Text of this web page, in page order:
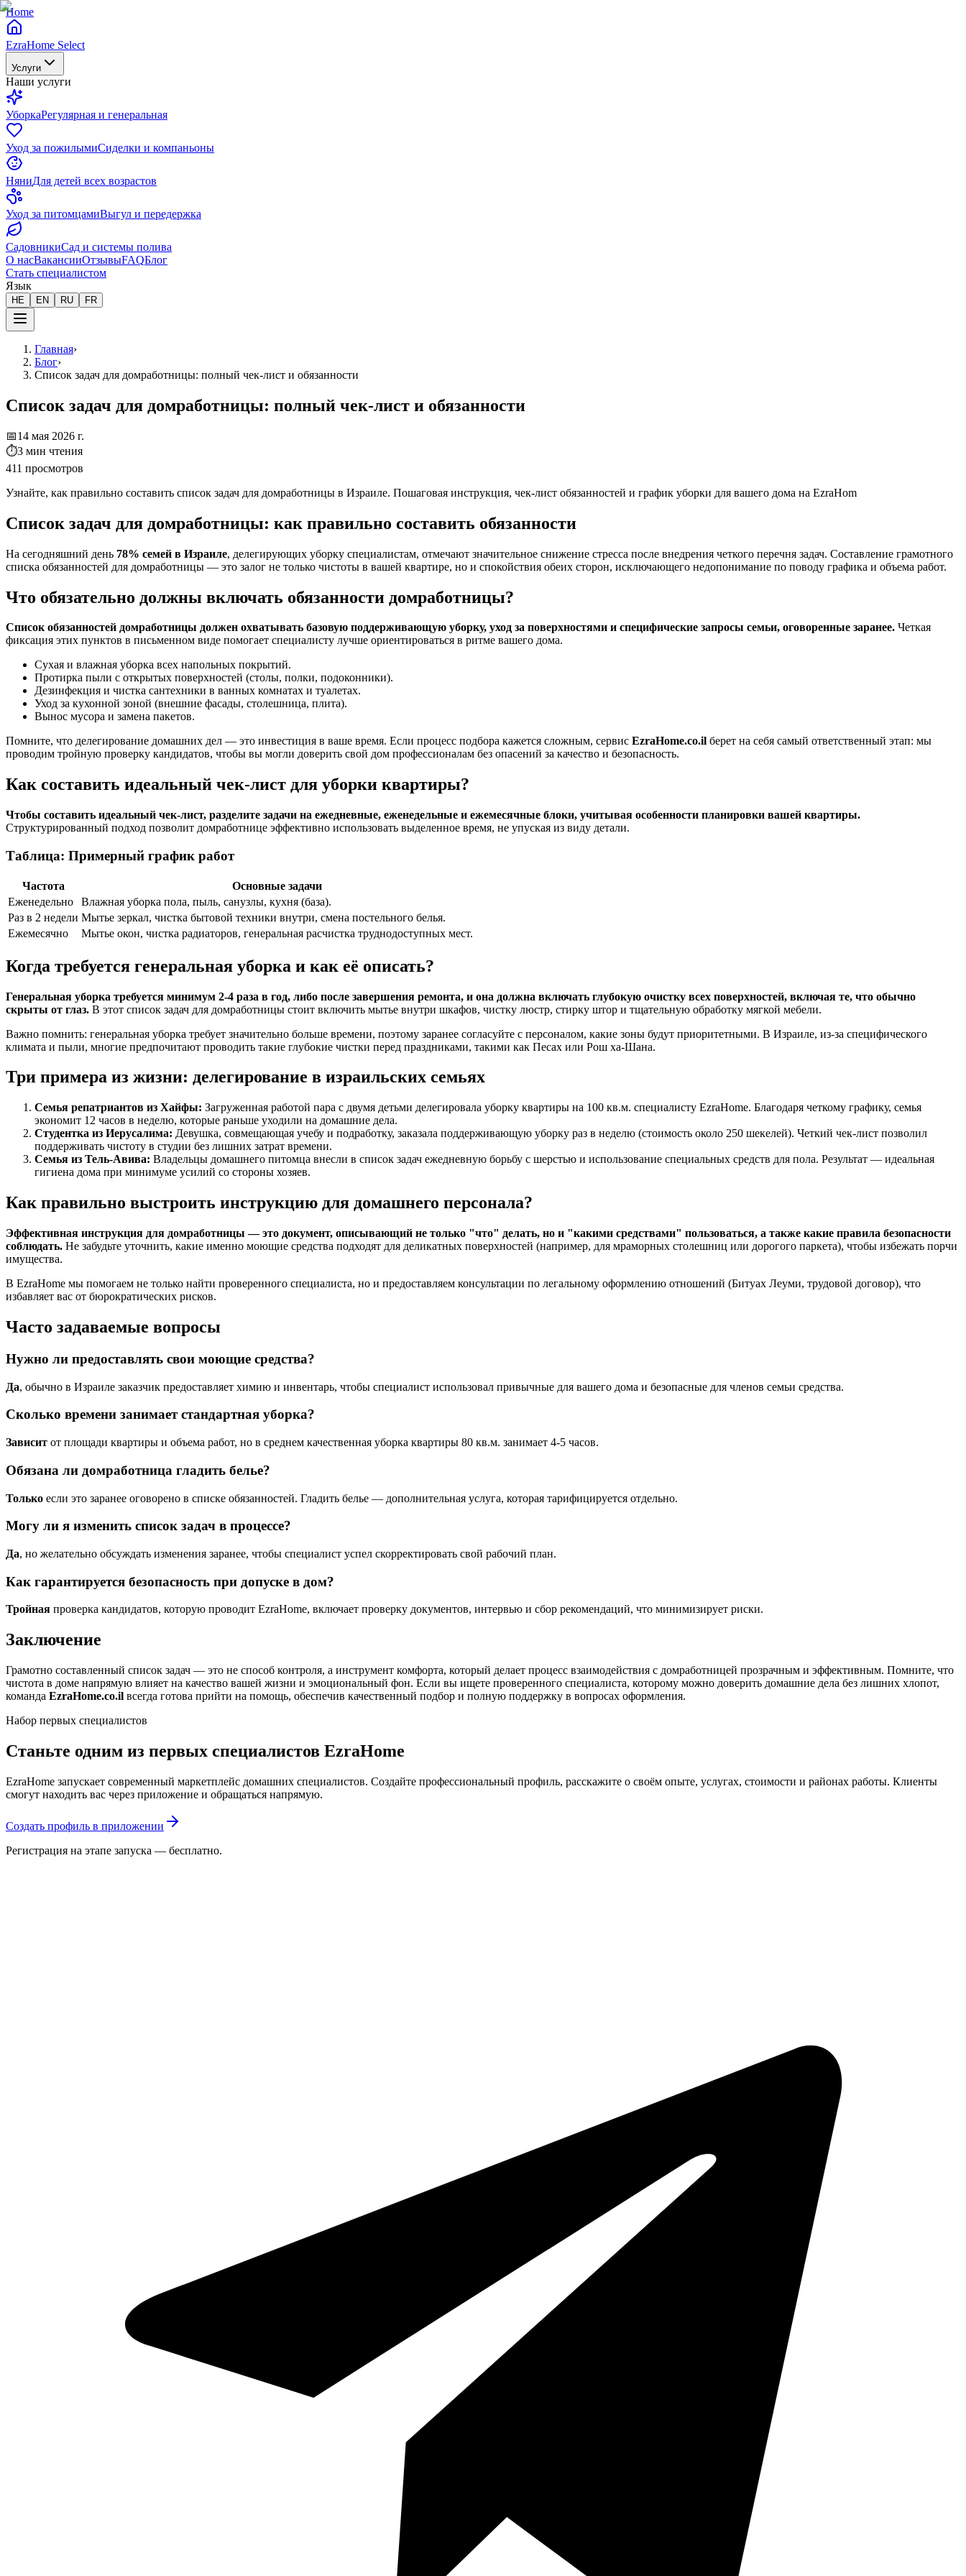
Home
EzraHome Select
Услуги
Наши услуги
УборкаРегулярная и генеральная
Уход за пожилымиСиделки и компаньоны
НяниДля детей всех возрастов
Уход за питомцамиВыгул и передержка
СадовникиСад и системы полива
О насВакансииОтзывыFAQБлог
Стать специалистом
Язык
HE EN RU FR
Главная›
Блог›
Список задач для домработницы: полный чек-лист и обязанности
Список задач для домработницы: полный чек-лист и обязанности
📅14 мая 2026 г.
⏱3 мин чтения
411 просмотров
Узнайте, как правильно составить список задач для домработницы в Израиле. Пошаговая инструкция, чек-лист обязанностей и график уборки для вашего дома на EzraHom
Список задач для домработницы: как правильно составить обязанности
На сегодняшний день 78% семей в Израиле, делегирующих уборку специалистам, отмечают значительное снижение стресса после внедрения четкого перечня задач. Составление грамотного
списка обязанностей для домработницы — это залог не только чистоты в вашей квартире, но и спокойствия обеих сторон, исключающего недопонимание по поводу графика и объема работ.
Что обязательно должны включать обязанности домработницы?
Список обязанностей домработницы должен охватывать базовую поддерживающую уборку, уход за поверхностями и специфические запросы семьи, оговоренные заранее. Четкая
фиксация этих пунктов в письменном виде помогает специалисту лучше ориентироваться в ритме вашего дома.
Сухая и влажная уборка всех напольных покрытий.
Протирка пыли с открытых поверхностей (столы, полки, подоконники).
Дезинфекция и чистка сантехники в ванных комнатах и туалетах.
Уход за кухонной зоной (внешние фасады, столешница, плита).
Вынос мусора и замена пакетов.
Помните, что делегирование домашних дел — это инвестиция в ваше время. Если процесс подбора кажется сложным, сервис EzraHome.co.il берет на себя самый ответственный этап: мы
проводим тройную проверку кандидатов, чтобы вы могли доверить свой дом профессионалам без опасений за качество и безопасность.
Как составить идеальный чек-лист для уборки квартиры?
Чтобы составить идеальный чек-лист, разделите задачи на ежедневные, еженедельные и ежемесячные блоки, учитывая особенности планировки вашей квартиры.
Структурированный подход позволит домработнице эффективно использовать выделенное время, не упуская из виду детали.
Таблица: Примерный график работ
Частота
Основные задачи
Еженедельно
Влажная уборка пола, пыль, санузлы, кухня (база).
Раз в 2 недели Мытье зеркал, чистка бытовой техники внутри, смена постельного белья.
Ежемесячно
Мытье окон, чистка радиаторов, генеральная расчистка труднодоступных мест.
Когда требуется генеральная уборка и как её описать?
Генеральная уборка требуется минимум 2-4 раза в год, либо после завершения ремонта, и она должна включать глубокую очистку всех поверхностей, включая те, что обычно
скрыты от глаз. В этот список задач для домработницы стоит включить мытье внутри шкафов, чистку люстр, стирку штор и тщательную обработку мягкой мебели.
Важно помнить: генеральная уборка требует значительно больше времени, поэтому заранее согласуйте с персоналом, какие зоны будут приоритетными. В Израиле, из-за специфического
климата и пыли, многие предпочитают проводить такие глубокие чистки перед праздниками, такими как Песах или Рош ха-Шана.
Три примера из жизни: делегирование в израильских семьях
Семья репатриантов из Хайфы: Загруженная работой пара с двумя детьми делегировала уборку квартиры на 100 кв.м. специалисту EzraHome. Благодаря четкому графику, семья
экономит 12 часов в неделю, которые раньше уходили на домашние дела.
Студентка из Иерусалима: Девушка, совмещающая учебу и подработку, заказала поддерживающую уборку раз в неделю (стоимость около 250 шекелей). Четкий чек-лист позволил
поддерживать чистоту в студии без лишних затрат времени.
Семья из Тель-Авива: Владельцы домашнего питомца внесли в список задач ежедневную борьбу с шерстью и использование специальных средств для пола. Результат — идеальная
гигиена дома при минимуме усилий со стороны хозяев.
Как правильно выстроить инструкцию для домашнего персонала?
Эффективная инструкция для домработницы — это документ, описывающий не только "что" делать, но и "какими средствами" пользоваться, а также какие правила безопасности
соблюдать. Не забудьте уточнить, какие именно моющие средства подходят для деликатных поверхностей (например, для мраморных столешниц или дорогого паркета), чтобы избежать порчи
имущества.
В EzraHome мы помогаем не только найти проверенного специалиста, но и предоставляем консультации по легальному оформлению отношений (Битуах Леуми, трудовой договор), что
избавляет вас от бюрократических рисков.
Часто задаваемые вопросы
Нужно ли предоставлять свои моющие средства?
Да, обычно в Израиле заказчик предоставляет химию и инвентарь, чтобы специалист использовал привычные для вашего дома и безопасные для членов семьи средства.
Сколько времени занимает стандартная уборка?
Зависит от площади квартиры и объема работ, но в среднем качественная уборка квартиры 80 кв.м. занимает 4-5 часов.
Обязана ли домработница гладить белье?
Только если это заранее оговорено в списке обязанностей. Гладить белье — дополнительная услуга, которая тарифицируется отдельно.
Могу ли я изменить список задач в процессе?
Да, но желательно обсуждать изменения заранее, чтобы специалист успел скорректировать свой рабочий план.
Как гарантируется безопасность при допуске в дом?
Тройная проверка кандидатов, которую проводит EzraHome, включает проверку документов, интервью и сбор рекомендаций, что минимизирует риски.
Заключение
Грамотно составленный список задач — это не способ контроля, а инструмент комфорта, который делает процесс взаимодействия с домработницей прозрачным и эффективным. Помните, что
чистота в доме напрямую влияет на качество вашей жизни и эмоциональный фон. Если вы ищете проверенного специалиста, которому можно доверить домашние дела без лишних хлопот,
команда EzraHome.co.il всегда готова прийти на помощь, обеспечив качественный подбор и полную поддержку в вопросах оформления.
Набор первых специалистов
Станьте одним из первых специалистов EzraHome
EzraHome запускает современный маркетплейс домашних специалистов. Создайте профессиональный профиль, расскажите о своём опыте, услугах, стоимости и районах работы. Клиенты
смогут находить вас через приложение и обращаться напрямую.
Создать профиль в приложении
Регистрация на этапе запуска — бесплатно.